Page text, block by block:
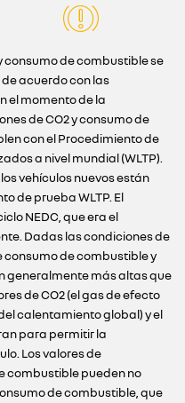
consumo de combustible se
acuerdo con las
el momento de la
de CO2 y consumo de
con el Procedimiento de
a nivel mundial (WLTP).
vehículos nuevos están
de prueba WLTP. El
NEDC, que era el
Dadas las condiciones de
consumo de combustible y
generalmente más altas que
de CO2 (el gas de efecto
calentamiento global) y el
para permitir la
Los valores de
combustible pueden no
de combustible, que